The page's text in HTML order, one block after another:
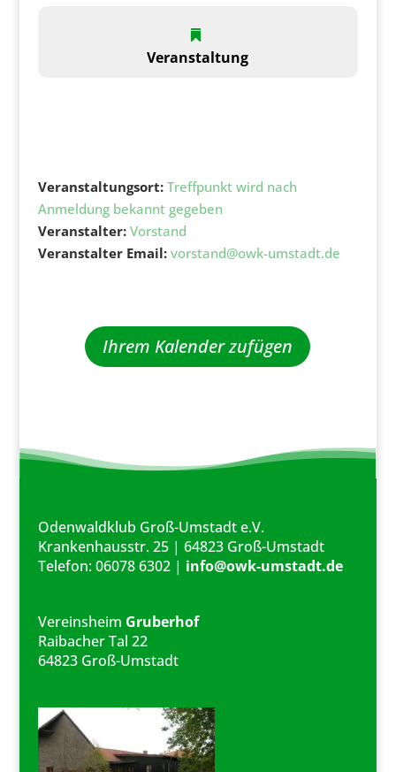
Veranstaltung
Veranstaltungsort: Treffpunkt wird nach
Anmeldung bekannt gegeben
Veranstalter: Vorstand
Veranstalter Email: vorstand@owk-umstadt.de
Ihrem Kalender zufügen
Odenwaldklub Groß-Umstadt e.V.
Krankenhausstr. 25 | 64823 Groß-Umstadt
Telefon: 06078 6302 | info@owk-umstadt.de
Vereinsheim Gruberhof
Raibacher Tal 22
64823 Groß-Umstadt